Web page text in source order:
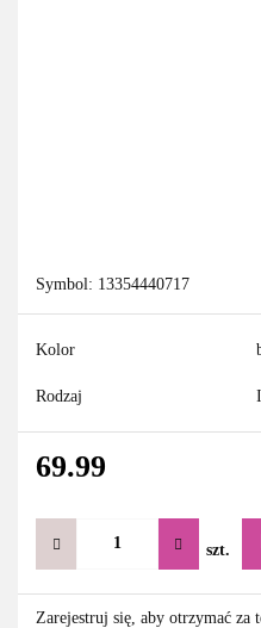
Symbol: 13354440717
Kolor
Rodzaj
69.99
szt.
Zarejestruj się, aby otrzymać za